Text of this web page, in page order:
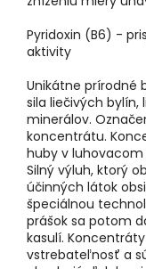
Pyridoxin (B6) -
aktivity
Unikátne prírodné
sila liečivých
minerálov.
koncentrátu.
huby v
Silný výluh, ktorý
účinných látok
špeciálnou
prášok sa potom
kasulí.
vstrebateľnosť a